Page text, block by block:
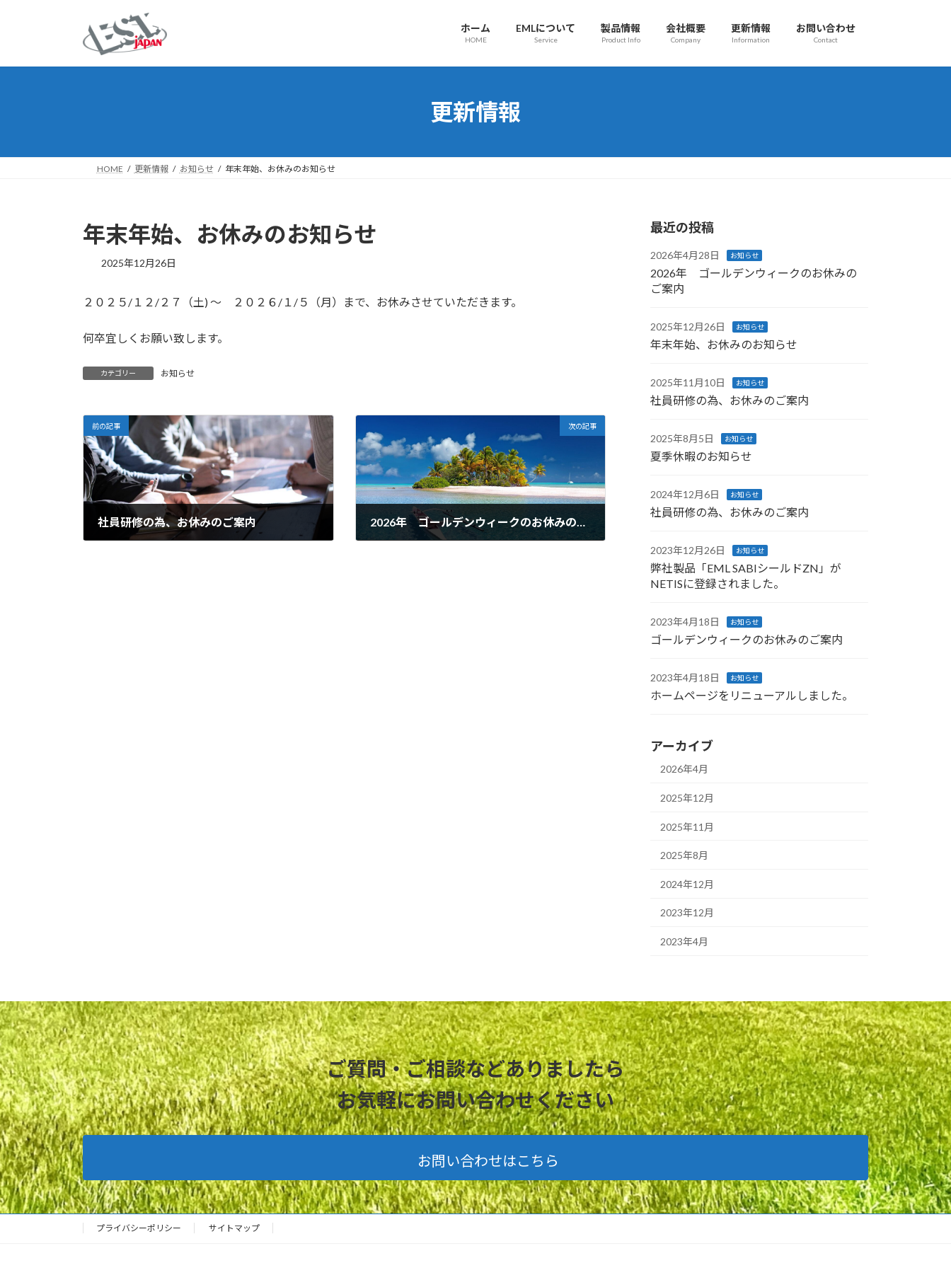
プ
動
ホーム
HOME
EMLについて
Service
製品情報
Product Info
会社概要
Company
更新情報
Information
お問い合わせ
Contact
更新情報
HOME 更新情報 お知らせ 年末年始、お休みのお知らせ
年末年始、お休みのお知らせ
2025年12月26日
２０２５/１２/２７（土) ～ ２０２６/１/５（月）まで、お休みさせていただきます。
何卒宜しくお願い致します。
カテゴリー お知らせ
前の記事
社員研修の為、お休みのご案内
次の記事
2026年 ゴールデンウィークのお休みのご案内
最近の投稿
2026年4月28日 お知らせ
2026年 ゴールデンウィークのお休みの
ご案内
2025年12月26日 お知らせ
年末年始、お休みのお知らせ
2025年11月10日 お知らせ
社員研修の為、お休みのご案内
2025年8月5日 お知らせ
夏季休暇のお知らせ
2024年12月6日 お知らせ
社員研修の為、お休みのご案内
2023年12月26日 お知らせ
弊社製品「EML SABIシールドZN」が
NETISに登録されました。
2023年4月18日 お知らせ
ゴールデンウィークのお休みのご案内
2023年4月18日 お知らせ
ホームページをリニューアルしました。
アーカイブ
2026年4月
2025年12月
2025年11月
2025年8月
2024年12月
2023年12月
2023年4月
ご質問・ご相談などありましたら
お気軽にお問い合わせください
お問い合わせはこちら
プライバシーポリシー サイトマップ